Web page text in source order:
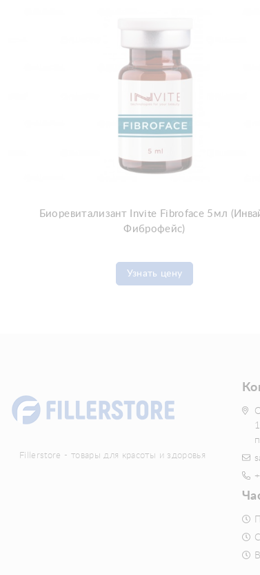
Биоревитализант Invite Fibroface 5мл
Фиброфейс)
Узнать цену
Fillerstore - товары для красоты и здоровья